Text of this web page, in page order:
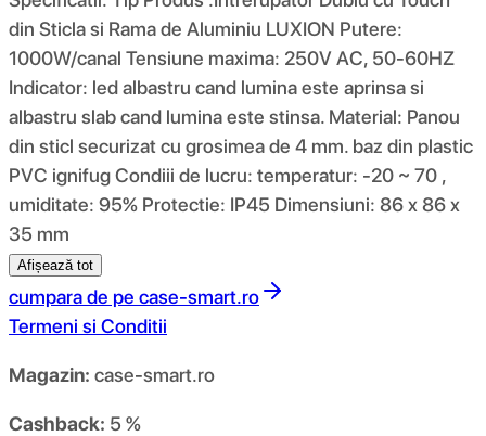
din Sticla si Rama de Aluminiu LUXION Putere:
1000W/canal Tensiune maxima: 250V AC, 50-60HZ
Indicator: led albastru cand lumina este aprinsa si
albastru slab cand lumina este stinsa. Material: Panou
din sticl securizat cu grosimea de 4 mm. baz din plastic
PVC ignifug Condiii de lucru: temperatur: -20 ~ 70 ,
umiditate: 95% Protectie: IP45 Dimensiuni: 86 x 86 x
35 mm
Afișează tot
cumpara de pe case-smart.ro
Termeni si Conditii
Magazin: case-smart.ro
Cashback: 5 %